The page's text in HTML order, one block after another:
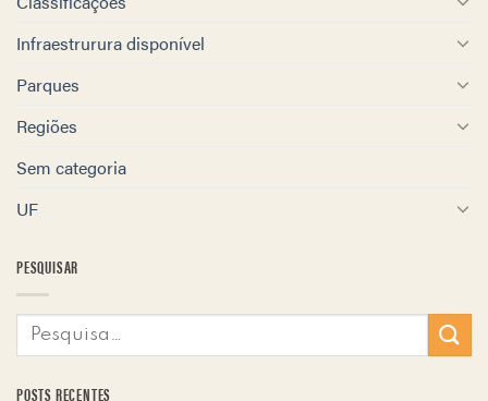
Infraestrurura disponível
Parques
Regiões
Sem categoria
UF
PESQUISAR
POSTS RECENTES